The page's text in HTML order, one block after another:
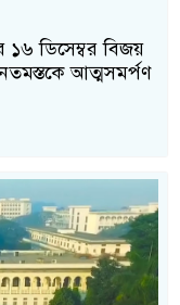
ডিসেম্বর বিজয়
আত্মসমর্পণ